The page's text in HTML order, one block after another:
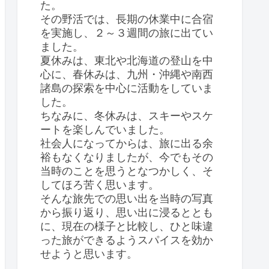
た。
その野活では、長期の休業中に合宿
を実施し、２～３週間の旅に出てい
ました。
夏休みは、東北や北海道の登山を中
心に、春休みは、九州・沖縄や南西
諸島の探索を中心に活動をしていま
した。
ちなみに、冬休みは、スキーやスケ
ートを楽しんでいました。
社会人になってからは、旅に出る余
裕もなくなりましたが、今でもその
当時のことを思うとなつかしく、そ
してほろ苦く思います。
そんな旅先での思い出を当時の写真
から振り返り、思い出に浸るととも
に、現在の様子と比較し、ひと味違
った旅ができるようスパイスを効か
せようと思います。